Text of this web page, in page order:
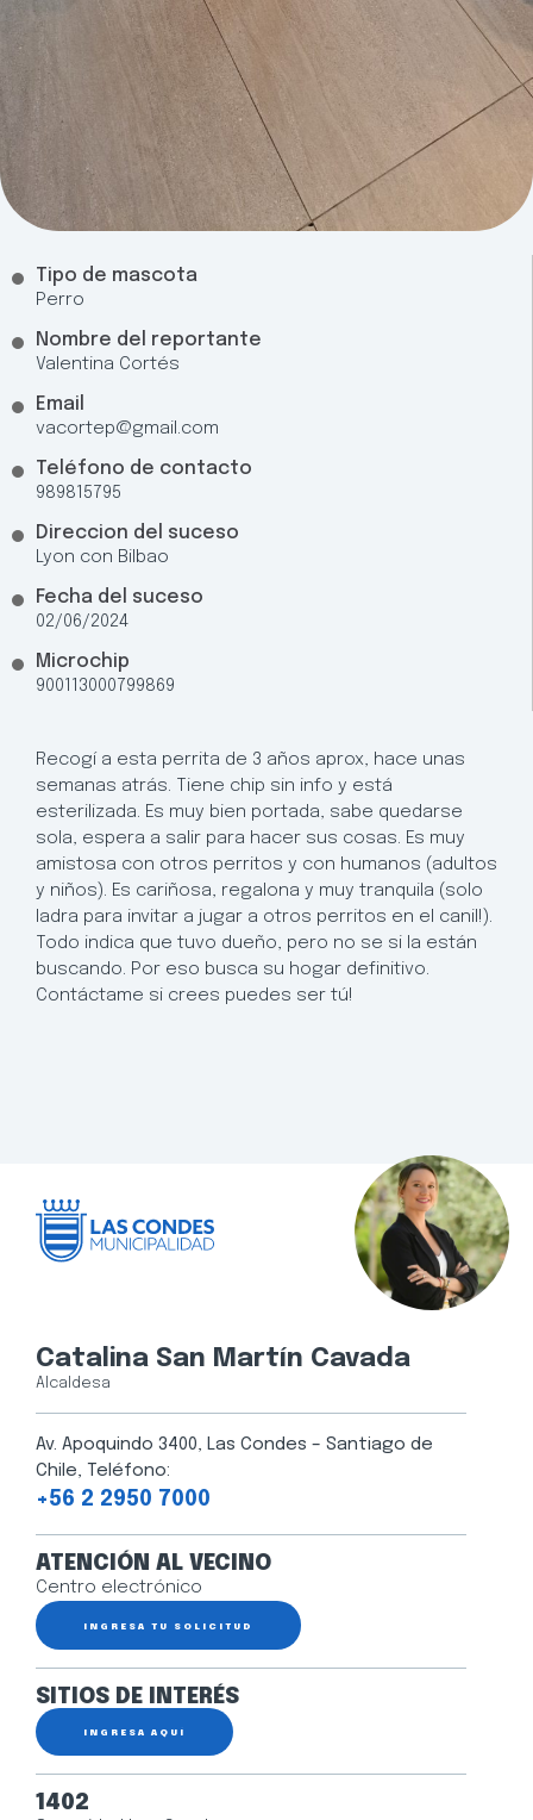
Tipo de mascota
Perro
Nombre del reportante
Valentina Cortés
Email
vacortep@gmail.com
Teléfono de contacto
989815795
Direccion del suceso
Lyon con Bilbao
Fecha del suceso
02/06/2024
Microchip
900113000799869
Recogí a esta perrita de 3 años aprox, hace unas
semanas atrás. Tiene chip sin info y está
esterilizada. Es muy bien portada, sabe quedarse
sola, espera a salir para hacer sus cosas. Es muy
amistosa con otros perritos y con humanos (adultos
y niños). Es cariñosa, regalona y muy tranquila (solo
ladra para invitar a jugar a otros perritos en el canil!).
Todo indica que tuvo dueño, pero no se si la están
buscando. Por eso busca su hogar definitivo.
Contáctame si crees puedes ser tú!
Catalina San Martín Cavada
Alcaldesa
Av. Apoquindo 3400, Las Condes – Santiago de
Chile, Teléfono:
+56 2 2950 7000
ATENCIÓN AL VECINO
Centro electrónico
INGRESA TU SOLICITUD
SITIOS DE INTERÉS
INGRESA AQUÍ
1402